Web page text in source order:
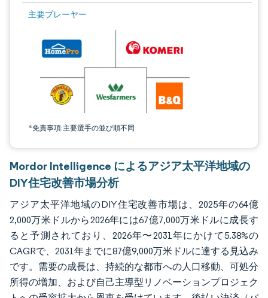
主要プレーヤー
*免責事項:主要選手の並び順不同
画像 © Mordor Intelligence。再利用にはCC BY 4.0の表示が必要です。
Mordor Intelligence によるアジア太平洋地域の
DIY住宅改善市場分析
アジア太平洋地域のDIY住宅改善市場は、2025年の64億
2,000万米ドルから2026年には67億7,000万米ドルに成長す
ると予測されており、2026年〜2031年にかけて5.38%の
CAGRで、2031年までに87億9,000万米ドルに達する見込み
です。需要の成長は、持続的な都市への人口移動、可処分
所得の増加、および自己主導型リノベーションプロジェク